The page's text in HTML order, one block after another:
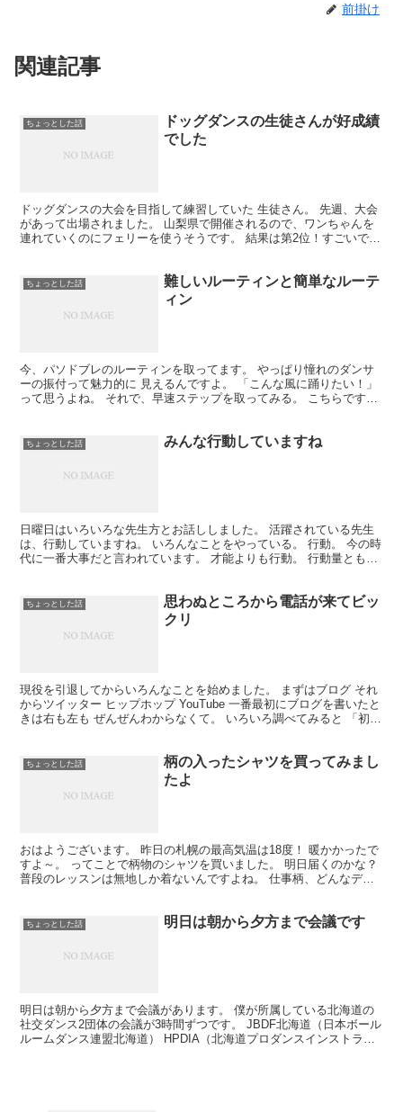
前掛け
関連記事
ちょっとした話
ドッグダンスの生徒さんが好成績
でした
ドッグダンスの大会を目指して練習していた 生徒さん。 先週、大会
があって出場されました。 山梨県で開催されるので、ワンちゃんを
連れていくのにフェリーを使うそうです。 結果は第2位！すごいです
ちょっとした話
難しいルーティンと簡単なルーテ
ィン
今、パソドブレのルーティンを取ってます。 やっぱり憧れのダンサ
ーの振付って魅力的に 見えるんですよ。 「こんな風に踊りたい！」
って思うよね。 それで、早速ステップを取ってみる。 こちらですね
ちょっとした話 みんな行動していますね
日曜日はいろいろな先生方とお話ししました。 活躍されている先生
は、行動していますね。 いろんなことをやっている。 行動。 今の時
代に一番大事だと言われています。 才能よりも行動。 行動量とも言
ちょっとした話
思わぬところから電話が来てビッ
クリ
現役を引退してからいろんなことを始めました。 まずはブログ それ
からツイッター ヒップホップ YouTube 一番最初にブログを書いたと
きは右も左も ぜんぜんわからなくて。 いろいろ調べてみると 「初心
ちょっとした話
柄の入ったシャツを買ってみまし
たよ
おはようございます。 昨日の札幌の最高気温は18度！ 暖かかったで
すよ～。 ってことで柄物のシャツを買いました。 明日届くのかな？
普段のレッスンは無地しか着ないんですよね。 仕事柄、どんなデザ
ちょっとした話 明日は朝から夕方まで会議です
明日は朝から夕方まで会議があります。 僕が所属している北海道の
社交ダンス2団体の会議が3時間ずつです。 JBDF北海道（日本ボール
ルームダンス連盟北海道） HPDIA（北海道プロダンスインストラク